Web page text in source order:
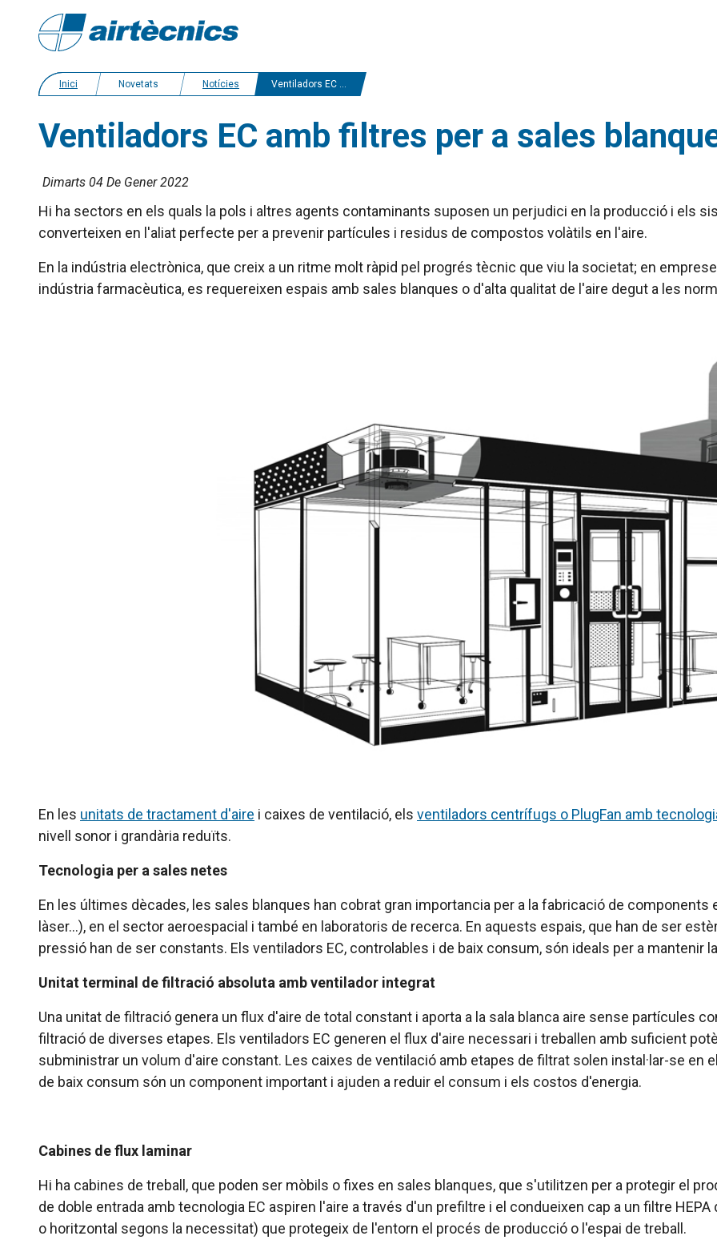
Inici Novetats Notícies Ventiladors EC amb filtres per a sales blanques
Ventiladors EC amb filtres per a sales
Dimarts 04 De Gener 2022
Hi ha sectors en els quals la pols i altres agents contaminants suposen un perjudici en la producció i els
converteixen en l'aliat perfecte per a prevenir partícules i residus de compostos volàtils en l'aire.
En la indústria electrònica, que creix a un ritme molt ràpid pel progrés tècnic que viu la societat; en
indústria farmacèutica, es requereixen espais amb sales blanques o d'alta qualitat de l'aire degut a les
En les unitats de tractament d'aire i caixes de ventilació, els ventiladors centrífugs o PlugFan amb
nivell sonor i grandària reduïts.
Tecnologia per a sales netes
En les últimes dècades, les sales blanques han cobrat gran importancia per a la fabricació de
làser…), en el sector aeroespacial i també en laboratoris de recerca. En aquests espais, que han de ser
pressió han de ser constants. Els ventiladors EC, controlables i de baix consum, són ideals per a mantenir
Unitat terminal de filtració absoluta amb ventilador integrat
Una unitat de filtració genera un flux d'aire de total constant i aporta a la sala blanca aire sense partícules
filtració de diverses etapes. Els ventiladors EC generen el flux d'aire necessari i treballen amb suficient
subministrar un volum d'aire constant. Les caixes de ventilació amb etapes de filtrat solen instal·lar-se en
de baix consum són un component important i ajuden a reduir el consum i els costos d'energia.
Cabines de flux laminar
Hi ha cabines de treball, que poden ser mòbils o fixes en sales blanques, que s'utilitzen per a protegir el
de doble entrada amb tecnologia EC aspiren l'aire a través d'un prefiltre i el condueixen cap a un filtre
o horitzontal segons la necessitat) que protegeix de l'entorn el procés de producció o l'espai de treball.